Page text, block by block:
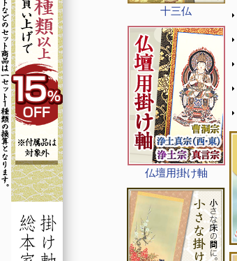
十三仏
仏壇用掛け軸